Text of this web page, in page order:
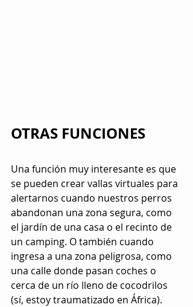
OTRAS FUNCIONES
Una función muy interesante es que
se pueden crear vallas virtuales para
alertarnos cuando nuestros perros
abandonan una zona segura, como
el jardín de una casa o el recinto de
un camping. O también cuando
ingresa a una zona peligrosa, como
una calle donde pasan coches o
cerca de un río lleno de cocodrilos
(sí, estoy traumatizado en África).